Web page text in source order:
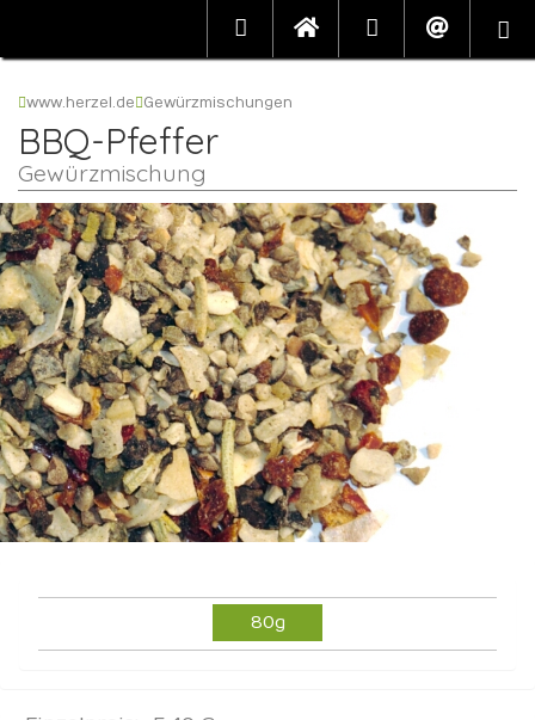
www.herzel.de Gewürzmischungen
BBQ-Pfeffer
Gewürzmischung
80g